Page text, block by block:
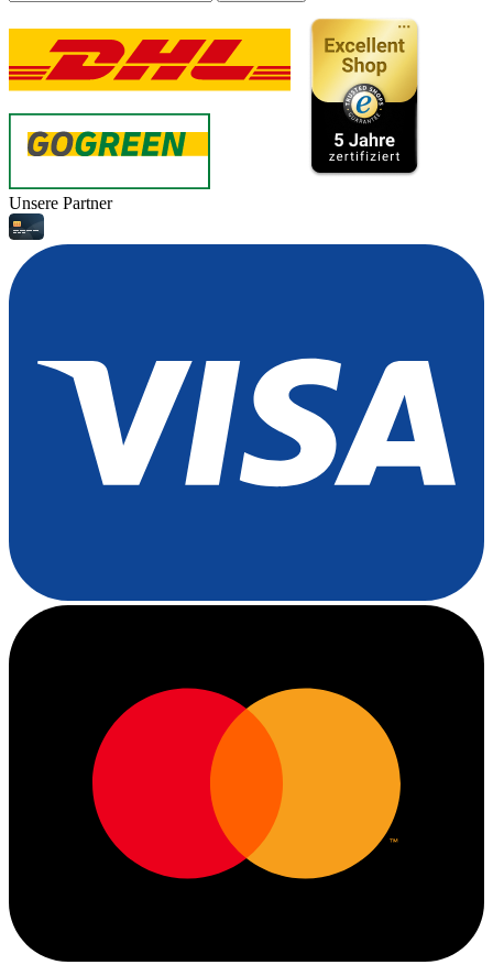
Unsere Partner